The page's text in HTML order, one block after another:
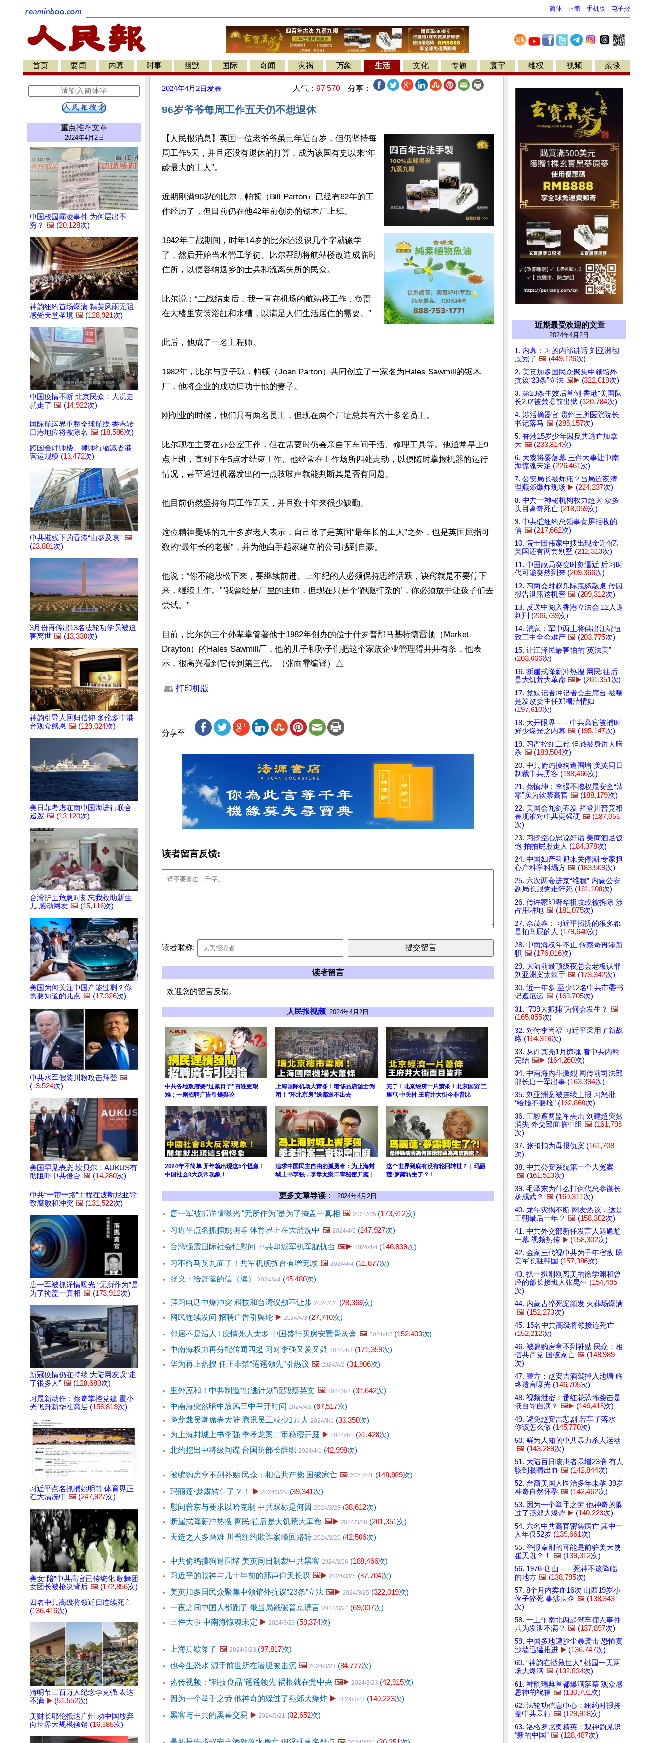
简体 - 正體 - 手机版 - 电子报
首页 要闻 内幕 时事 幽默 国际 奇闻 灾祸 万象 生活 文化 专题 寰宇 维权 视频 杂谈
重点推荐文章
2024年4月2日
中国校园霸凌事件 为何层出不
穷？ 🖼️ (20,128次)
神韵纽约首场爆满 精英风雨无阻
感受天堂圣境 🖼️ (128,921次)
中国疫情不断 北京民众：人说走
就走了 🖼️ (14,922次)
国际航运界重整全球航线 香港转
口港地位将被除名 🖼️ (18,586次)
跨国会计师楼、律师行缩减香港
营运规模 (13,472次)
中共摧残下的香港“由盛及哀” 🖼️
(23,801次)
3月份再传出13名法轮功学员被迫
害离世 🖼️ (13,330次)
神韵引导人回归信仰 多伦多中港
台观众感恩 🖼️ (129,024次)
美日菲考虑在南中国海进行联合
巡逻 🖼️ (13,120次)
台湾护士危急时刻忘我救助新生
儿 感动网友 🖼️ (15,116次)
美国为何关注中国产能过剩？你
需要知道的几点 🖼️ (17,326次)
中共水军假装川粉攻击拜登 🖼️
(13,524次)
美国罕见表态 坎贝尔：AUKUS有
助阻吓中共侵台 🖼️ (14,280次)
中共“一带一路”工程在波斯尼亚导
致腐败和冲突 🖼️ (131,522次)
唐一军被抓详情曝光 “无所作为”是
为了掩盖一真相 🖼️ (173,912次)
新冠疫情仍在持续 大陆网友叹“走
了很多人” 🖼️ (128,683次)
习最新动作：蔡奇掌控党建 霍小
光飞升新华社高层 (158,819次)
习近平点名抓捕姚明等 体育界正
在大清洗中 🖼️ (247,927次)
美女“陪”中共高官已传统化 歌舞团
女团长被枪决背后 🖼️ (172,856次)
四名中共高级将领近日连续死亡
(136,416次)
清明节三百万人纪念李克强 表达
不满 ▶️ (51,552次)
美财长耶伦抵达广州 劝中国放弃
向世界大规模倾销 (16,685次)
2024年4月2日 发表 人气： 97,570 分享：
96岁爷爷每周工作五天仍不想退休
【人民报消息】英国一位老爷爷虽已年近百岁，但仍坚持每
周工作5天，并且还没有退休的打算，成为该国有史以来“年
龄最大的工人”。
近期刚满96岁的比尔．帕顿（Bill Parton）已经有82年的工
作经历了，但目前仍在他42年前创办的锯木厂上班。
1942年二战期间，时年14岁的比尔还没识几个字就辍学
了，然后开始当水管工学徒。比尔帮助将航站楼改造成临时
住所，以便容纳返乡的士兵和流离失所的民众。
比尔说：“二战结束后，我一直在机场的航站楼工作，负责
在大楼里安装浴缸和水槽，以满足人们生活居住的需要。”
此后，他成了一名工程师。
1982年，比尔与妻子琼．帕顿（Joan Parton）共同创立了一家名为Hales Sawmill的锯木
厂，他将企业的成功归功于他的妻子。
刚创业的时候，他们只有两名员工，但现在两个厂址总共有六十多名员工。
比尔现在主要在办公室工作，但在需要时仍会亲自下车间干活、修理工具等。他通常早上9
点上班，直到下午5点才结束工作。他经常在工作场所四处走动，以便随时掌握机器的运行
情况，甚至通过机器发出的一点吱吱声就能判断其是否有问题。
他目前仍然坚持每周工作五天，并且数十年来很少缺勤。
这位精神矍铄的九十多岁老人表示，自己除了是英国“最年长的工人”之外，也是英国屈指可
数的“最年长的老板”，并为他白手起家建立的公司感到自豪。
他说：“你不能放松下来，要继续前进。上年纪的人必须保持思维活跃，诀窍就是不要停下
来，继续工作。”“我曾经是厂里的主帅，但现在只是个‘跑腿打杂的’，你必须放手让孩子们去
尝试。”
目前，比尔的三个孙辈掌管著他于1982年创办的位于什罗普郡马基特德雷顿（Market
Drayton）的Hales Sawmill厂，他的儿子和孙子们把这个家族企业管理得井井有条，他表
示，很高兴看到它传到第三代。（张雨霏编译）△
打印机版
分享至：
读者留言反馈:
读者暱称:
读者留言
欢迎您的留言反馈。
人民报视频 2024年4月2日
中共各地政府要“过紧日子”百姓更艰
难；一则招聘广告引爆舆论
上海国际机场大萧条！奢侈品店舖全倒
闭！“环北京房”送都送不出去
完了！北京经济一片萧条！北京国贸 三
里屯 中关村 王府井大街今非昔比
2024年不简单 开年就出现这5个怪象！
中国社会8大反常现象！
追求中国民主自由的孤勇者：为上海封
城上书李强，季孝龙案二审秘密开庭｜
这个世界到底有没有轮回转世？｜玛丽
莲·梦露转生了？！
更多文章导读： 2024年4月2日
唐一军被抓详情曝光 “无所作为”是为了掩盖一真相 🖼️ 2024/4/5 (173,912次)
习近平点名抓捕姚明等 体育界正在大清洗中 🖼️ 2024/4/5 (247,927次)
台湾强震国际社会忙慰问 中共却派军机军舰扰台 🖼️▶️ 2024/4/4 (146,839次)
习不给马英九面子！共军机舰扰台有增无减 🖼️ 2024/4/4 (31,877次)
张义：给萧茗的信（续）
2024/4/4 (45,480次)
拜习电话中爆冲突 科技和台湾议题不让步 2024/4/4 (28,369次)
网民连续发问 招聘广告引舆论 ▶️ 2024/4/3 (27,740次)
邻居不是活人 ! 疫情死人太多 中国盛行买房安置骨灰盒 🖼️ 2024/4/3 (152,403次)
中南海权力再分配传闻四起 习对李强又爱又疑 2024/4/3 (171,359次)
华为再上热搜 任正非禁“遥遥领先”引热议 🖼️ 2024/4/2 (31,906次)
里外应和！中共制造“出逃计划”诋毁蔡英文 🖼️ 2024/4/2 (37,642次)
中南海突然暗中放风三中召开时间 2024/4/2 (67,517次)
降薪裁员潮席卷大陆 腾讯员工减少1万人 2024/4/1 (33,350次)
为上海封城上书李强 季孝龙案二审秘密开庭 ▶️ 2024/4/1 (31,428次)
北约挖出中将级间谍 台国防部长辞职 2024/4/1 (42,998次)
被骗购房拿不到补贴 民众：相信共产党 国破家亡 🖼️ 2024/4/1 (148,989次)
玛丽莲·梦露转生了？！
▶️ 2024/3/29 (39,341次)
慰问普京与要求以哈克制 中共双标是何因 2024/3/28 (38,612次)
断崖式降薪冲热搜 网民:往后是大饥荒大革命 🖼️▶️ 2024/3/28 (201,351次)
天选之人多磨难 川普纽约欺诈案峰回路转 2024/3/26 (42,506次)
中共偷鸡摸狗遭围堵 美英同日制裁中共黑客 2024/3/26 (188,466次)
习近平的眼神与几十年前的那声仰天长叹 🖼️▶️ 2024/3/25 (87,704次)
美英加多国民众聚集中领馆外抗议“23条”立法 🖼️▶️ 2024/3/25 (322,019次)
一夜之间中国人都跑了 俄当局戳破普京谎言 2024/3/24 (69,007次)
三件大事 中南海惊魂未定 ▶️ 2024/3/23 (59,374次)
上海真歇菜了 🖼️ 2024/3/23 (97,817次)
他今生恐水 源于前世所在潜艇被击沉 🖼️ 2024/3/23 (84,777次)
热传视频：“科技食品”遥遥领先 祸根就在党中央 🖼️▶️ 2024/3/23 (42,915次)
因为一个举手之劳 他神奇的躲过了燕郊大爆炸 ▶️ 2024/3/23 (140,223次)
黑客与中共的黑幕交易 ▶️ 2024/3/21 (32,652次)
近期最受欢迎的文章
2024年4月2日
1. 内幕：习的内部讲话 刘亚洲彻
底完了 🖼️ (449,126次)
2. 美英加多国民众聚集中领馆外
抗议“23条”立法 🖼️▶️ (322,019次)
3. 第23条生效后首例 香港“美国队
长2.0”被禁提前出狱 (320,784次)
4. 涉活摘器官 贵州三所医院院长
书记落马 🖼️ (285,157次)
5. 香港15岁少年因反共逃亡加拿
大 🖼️ (233,314次)
6. 大戏将要落幕 三件大事让中南
海惊魂未定 (226,461次)
7. 公安局长被炸死？当局连夜清
理燕郊爆炸现场 ▶️ (224,237次)
8. 中共一神秘机构权力超大 众多
头目离奇死亡 (218,059次)
9. 中共驻纽约总领事黄屏拒收的
信 🖼️ (217,662次)
10. 院士田伟家中搜出现金近4亿
美国还有两套别墅 (212,313次)
11. 中国政局突变时刻逼近 后习时
代可能突然到来 (209,366次)
12. 习两会对赵乐际震怒敲桌 传因
报告泄露这机密 🖼️ (209,312次)
13. 反送中闯入香港立法会 12人遭
判刑 (206,739次)
14. 消息：军中两上将供出江绵恒
致三中全会难产 🖼️ (203,775次)
15. 让江泽民最害怕的“英法美”
(203,666次)
16. 断崖式降薪冲热搜 网民:往后
是大饥荒大革命 🖼️▶️ (201,351次)
17. 党媒记者冲记者会主席台 被曝
是发改委主任郑栅洁情妇
(197,610次)
18. 大开眼界－－中共高官被捕时
鲜少爆光之内幕 🖼️ (195,147次)
19. 习严控红二代 但恐被身边人暗
杀 🖼️ (189,504次)
20. 中共偷鸡摸狗遭围堵 美英同日
制裁中共黑客 (188,466次)
21. 蔡慎坤：李强不揽权最安全“清
零”实为软禁高官 🖼️ (188,179次)
22. 美国会九剑齐发 拜登川普竞相
表现谁对中共更强硬 🖼️ (187,055
次)
23. 习挖空心思说好话 美商酒足饭
饱 拍拍屁股走人 (184,378次)
24. 中国妇产科迎来关停潮 专家担
心产科学科塌方 🖼️ (183,509次)
25. 六次两会进京“维稳” 内蒙公安
副局长跟党走猝死 (181,108次)
26. 传许家印奢华祖坟或被拆除 涉
占用耕地 🖼️ (181,075次)
27. 余茂春：习近平招拢的很多都
是拍马屁的人 (179,640次)
28. 中南海权斗不止 传蔡奇再添新
职 🖼️ (176,016次)
29. 大陆前最顶级夜总会老板认罪
刘亚洲案太棘手 🖼️ (173,342次)
30. 近一年多 至少12名中共市委书
记遭厄运 🖼️ (168,705次)
31. “709大抓捕”为何会发生？ 🖼️
(165,855次)
32. 对付李尚福 习近平采用了新战
略 (164,316次)
33. 从许其亮1月惊魂 看中共内耗
完结 🖼️▶️ (164,260次)
34. 中南海内斗激烈 网传前司法部
部长唐一军出事 (163,394次)
35. 刘亚洲案被连续上报 习怒批
“给脸不要脸” (162,860次)
36. 王毅遭两监军夹击 刘建超突然
消失 外交部面临重组 🖼️ (161,796
次)
37. 张扣扣为母报仇案 (161,708
次)
38. 中共公安系统第一个大冤案
🖼️ (161,513次)
39. 毛泽东为什么打倒代总参谋长
杨成武？ 🖼️ (160,311次)
40. 龙年灾祸不断 网友热议：这是
王朝最后一年？ 🖼️ (158,302次)
41. 中共外交部新任发言人遇尴尬
一幕 视频热传 ▶️ (158,302次)
42. 金家三代视中共为千年宿敌 盼
美军长驻韩国 (157,386次)
43. 扒一扒刚刚离美的徐学渊和曾
经的部长接班人张昆生 (154,495
次)
44. 内蒙古猝死案频发 火葬场爆满
🖼️ (152,273次)
45. 15名中共高级将领接连死亡
(152,212次)
46. 被骗购房拿不到补贴 民众：相
信共产党 国破家亡 🖼️ (148,989
次)
47. 警方：赵安吉酒驾掉入池塘 临
终遗言曝光 (146,705次)
48. 视频泄密：番红花恐怖袭击是
俄自导自演？ 🖼️▶️ (146,418次)
49. 避免赵安吉悲剧 若车子落水
你该怎么做 (145,770次)
50. 鲜为人知的中共暴力杀人运动
🖼️ (143,289次)
51. 大陆百日咳患者暴增23倍 有人
咳到眼睛出血 🖼️ (142,844次)
52. 台裔美国人医治多年未孕 39岁
神奇自然怀孕 🖼️ (142,462次)
53. 因为一个举手之劳 他神奇的躲
过了燕郊大爆炸 ▶️ (140,223次)
54. 六名中共高官密集病亡 其中一
人年仅52岁 (139,661次)
55. 举报秦刚的可能是前驻美大使
崔天凯？！
🖼️ (139,312次)
56. 1976·唐山－－死神不该降临
的地方 🖼️ (138,795次)
57. 8个月内卖血16次 山西19岁小
伙子猝死 事涉央企 🖼️ (138,343
次)
58. 一上午南北两起驾车撞人事件
只为发泄不满？ 🖼️ (137,897次)
59. 中国多地遭沙尘暴袭击 恐怖黄
沙墙迅猛推进 ▶️ (136,747次)
60. “神韵在拯救世人” 桃园一天两
场大爆满 🖼️ (132,834次)
61. 神韵瑞典首都爆满落幕 观众感
恩神的祝福 🖼️ (130,701次)
62. 法轮功信息中心：纽约时报掩
盖中共暴行 🖼️ (129,918次)
63. 洛格罗尼奥精英：观神韵见识
“新的中国” 🖼️ (128,487次)